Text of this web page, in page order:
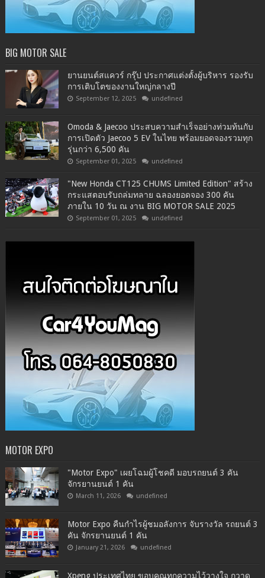
BIG MOTOR SALE
ยานยนต์สแควร์ กรุ๊ป ประกาศแต่งตั้งผู้บริหาร รองรับ
การเติบโตของงานใหญ่กลางปี
September 12, 2025 undefined
Omoda & Jaecoo ประสบความสำเร็จอย่างท่วมท้นกับ
การเปิดตัว Jaecoo 5 EV ในไทย พร้อมยอดจองรวมทุก
รุ่นกว่า 6,500 คัน
September 01, 2025 undefined
"New Honda CT125 CHUMS Limited Edition" สร้าง
กระแสตอบรับถล่มทลาย ฉลองยอดจอง 300 คัน
ภายใน 10 วัน ณ งาน BIG MOTOR SALE 2025
September 01, 2025 undefined
MOTOR EXPO
"Motor Expo" เผยโฉมผู้โชคดี มอบรถยนต์ 3 คัน
จักรยานยนต์ 1 คัน
March 11, 2026 undefined
Motor Expo คืนกำไรผู้ชมอลังการ จับรางวัล รถยนต์ 3
คัน จักรยานยนต์ 1 คัน
January 21, 2026 undefined
Xpeng ประเทศไทย ขอบคุณทุกความไว้วางใจ กวาด